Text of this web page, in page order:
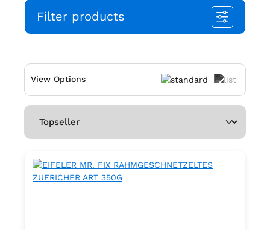
Filter products
View Options